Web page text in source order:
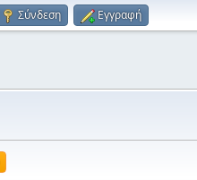
Σύνδεση Εγγραφή